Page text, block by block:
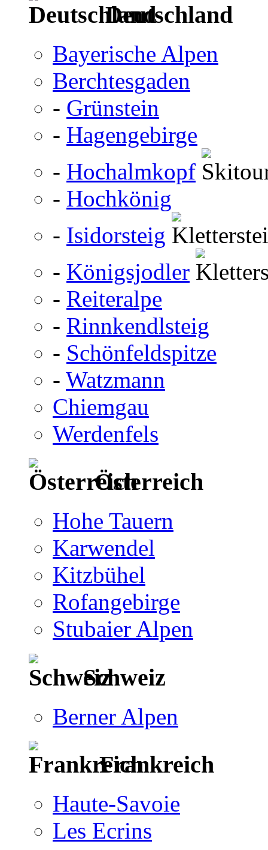
Deutschland
Bayerische Alpen
Berchtesgaden
- Grünstein
- Hagengebirge
- Hochalmkopf
- Hochkönig
- Isidorsteig
- Königsjodler
- Reiteralpe
- Rinnkendlsteig
- Schönfeldspitze
- Watzmann
Chiemgau
Werdenfels
Österreich
Hohe Tauern
Karwendel
Kitzbühel
Rofangebirge
Stubaier Alpen
Schweiz
Berner Alpen
Frankreich
Haute-Savoie
Les Ecrins